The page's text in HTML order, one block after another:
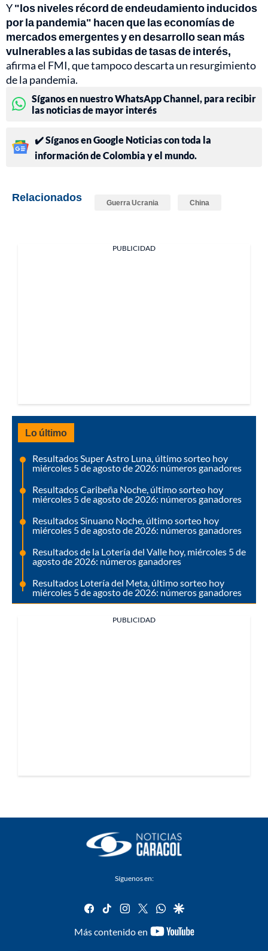
Y"los niveles récord de endeudamiento inducidos
por la pandemia" hacen que las economías de
mercados emergentes y en desarrollo sean más
vulnerables a las subidas de tasas de interés,
afirma el FMI, que tampoco descarta un resurgimiento
de la pandemia.
Síganos en nuestro WhatsApp Channel, para recibir
las noticias de mayor interés
✔️ Síganos en Google Noticias con toda la
información de Colombia y el mundo.
Relacionados Guerra Ucrania China
PUBLICIDAD
Lo último
Resultados Super Astro Luna, último sorteo hoy
miércoles 5 de agosto de 2026: números ganadores
Resultados Caribeña Noche, último sorteo hoy
miércoles 5 de agosto de 2026: números ganadores
Resultados Sinuano Noche, último sorteo hoy
miércoles 5 de agosto de 2026: números ganadores
Resultados de la Lotería del Valle hoy, miércoles 5 de
agosto de 2026: números ganadores
Resultados Lotería del Meta, último sorteo hoy
miércoles 5 de agosto de 2026: números ganadores
PUBLICIDAD
Síguenos en:
facebook
tiktok instagram
twitterwhatsapp
google
Más contenido en
youtube-